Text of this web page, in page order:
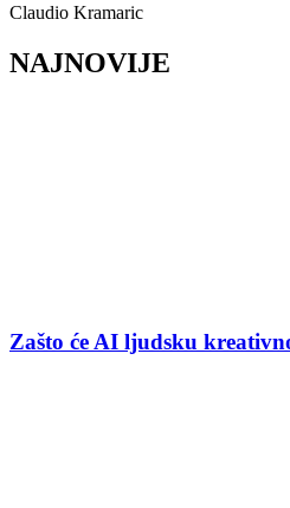
Claudio Kramaric
NAJNOVIJE
Zašto će AI ljudsku